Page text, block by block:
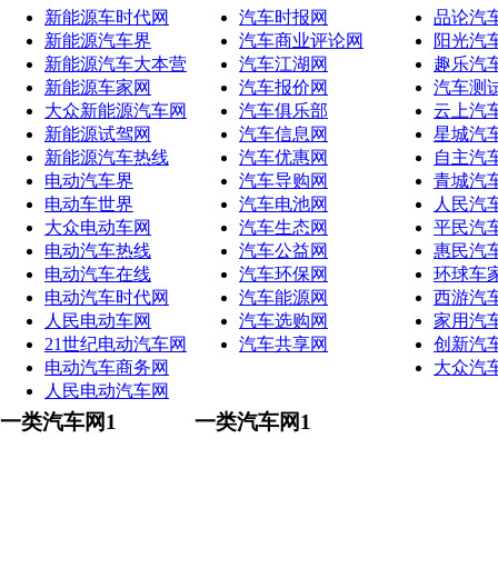
新能源车时代网
新能源汽车界
新能源汽车大本营
新能源车家网
大众新能源汽车网
新能源试驾网
新能源汽车热线
电动汽车界
电动车世界
大众电动车网
电动汽车热线
电动汽车在线
电动汽车时代网
人民电动车网
21世纪电动汽车网
电动汽车商务网
人民电动汽车网
汽车时报网
汽车商业评论网
汽车江湖网
汽车报价网
汽车俱乐部
汽车信息网
汽车优惠网
汽车导购网
汽车电池网
汽车生态网
汽车公益网
汽车环保网
汽车能源网
汽车选购网
汽车共享网
品论汽
阳光汽
趣乐汽
汽车测
云上汽
星城汽
自主汽
青城汽
人民汽
平民汽
惠民汽
环球车
西游汽
家用汽
创新汽
大众汽
一类汽车网1 一类汽车网1